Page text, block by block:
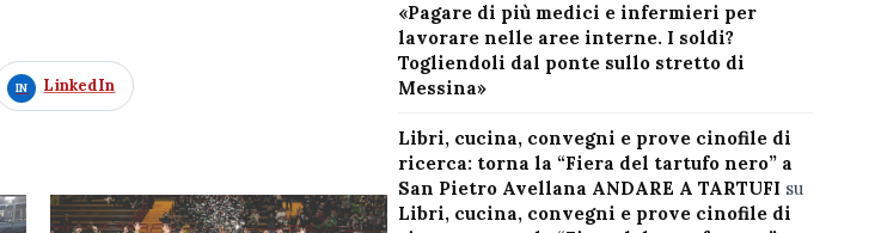
LinkedIn
«Pagare di più medici e infermieri per
lavorare nelle aree interne. I soldi?
Togliendoli dal ponte sullo stretto di
Messina»
Libri, cucina, convegni e prove cinofile di
ricerca: torna la “Fiera del tartufo nero” a
San Pietro Avellana ANDARE A TARTUFI su
Libri, cucina, convegni e prove cinofile di